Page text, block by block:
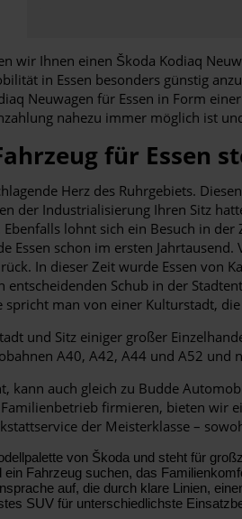
wir Ihnen einen Škoda Kodiaq
in Essen besonders günstig
Neuwagen für Essen in Form
nahezu immer möglich ist
für Essen
Herz des Ruhrgebiets.
der Industrialisierung Ihren Sitz
Ebenfalls lohnt sich ein Besuch in
Essen schon im ersten
In dieser Zeit wurde Essen von
Schub in der
man von einer Kulturstadt,
und Sitz einiger großer
A40, A42, A44 und A52 und
kann auch gleich zu Budde
firmieren, bieten
der Meisterklasse –
von Škoda und steht für
Fahrzeug suchen, das
auf, die durch klare Linien,
SUV für unterschiedlichste